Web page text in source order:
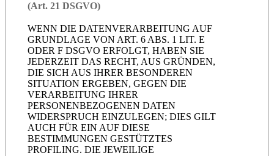
(Art. 21 DSGVO)
WENN DIE DATENVERARBEITUNG AUF
GRUNDLAGE VON ART. 6 ABS. 1 LIT. E
ODER F DSGVO ERFOLGT, HABEN SIE
JEDERZEIT DAS RECHT, AUS GRÜNDEN,
DIE SICH AUS IHRER BESONDEREN
SITUATION ERGEBEN, GEGEN DIE
VERARBEITUNG IHRER
PERSONENBEZOGENEN DATEN
WIDERSPRUCH EINZULEGEN; DIES GILT
AUCH FÜR EIN AUF DIESE
BESTIMMUNGEN GESTÜTZTES
PROFILING. DIE JEWEILIGE